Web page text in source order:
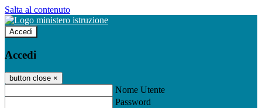
Salta al contenuto
Accedi
Accedi
button close ×
Nome Utente
Password